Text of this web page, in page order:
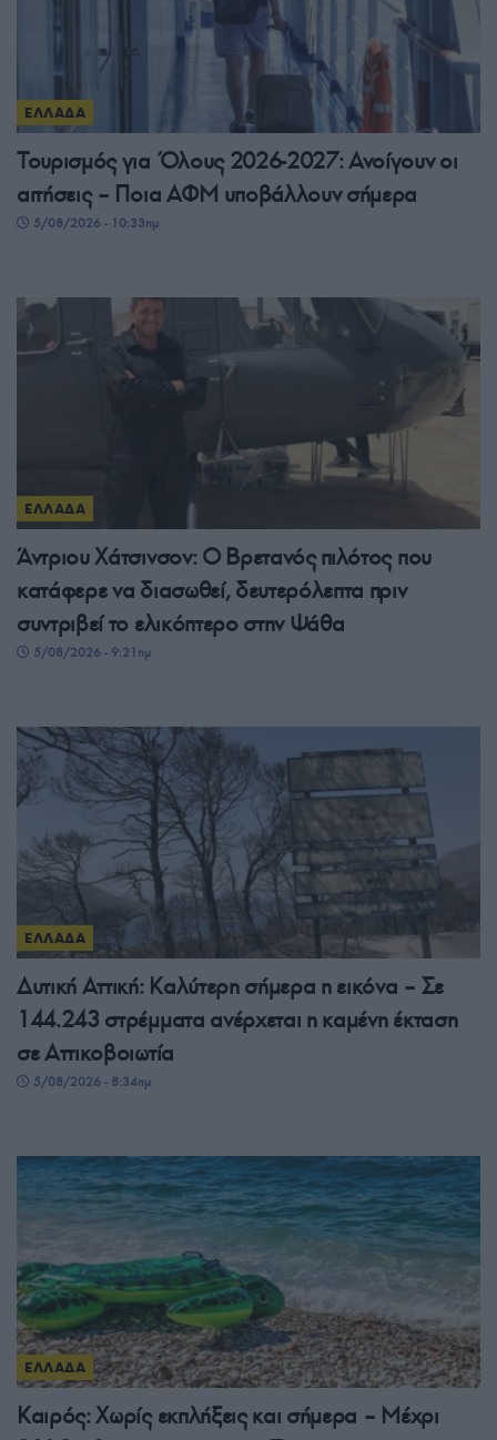
ΕΛΛΑΔΑ
Τουρισμός για Όλους 2026-2027: Ανοίγουν οι
αιτήσεις – Ποια ΑΦΜ υποβάλλουν σήμερα
5/08/2026 - 10:33πμ
ΕΛΛΑΔΑ
Άντριου Χάτσινσον: Ο Βρετανός πιλότος που
κατάφερε να διασωθεί, δευτερόλεπτα πριν
συντριβεί το ελικόπτερο στην Ψάθα
5/08/2026 - 9:21πμ
ΕΛΛΑΔΑ
Δυτική Αττική: Καλύτερη σήμερα η εικόνα – Σε
144.243 στρέμματα ανέρχεται η καμένη έκταση
σε Αττικοβοιωτία
5/08/2026 - 8:34πμ
ΕΛΛΑΔΑ
Καιρός: Χωρίς εκπλήξεις και σήμερα – Μέχρι